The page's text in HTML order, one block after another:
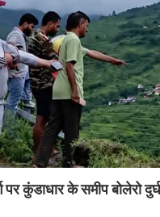
पर कुंडाधार के समीप बोलेरो